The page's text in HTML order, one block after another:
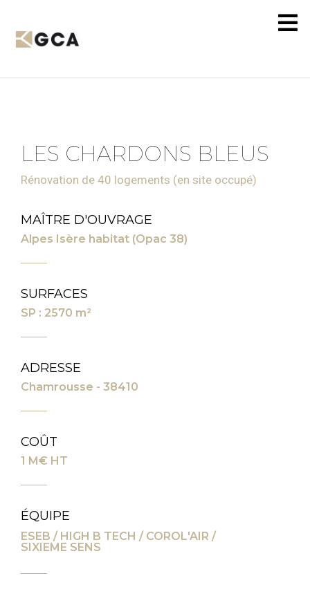
LES CHARDONS BLEUS
Rénovation de 40 logements (en site occupé)
MAÎTRE D'OUVRAGE
Alpes Isère habitat (Opac 38)
SURFACES
SP : 2570 m²
ADRESSE
Chamrousse - 38410
COÛT
1 M€ HT
ÉQUIPE
ESEB / HIGH B TECH / COROL'AIR /
SIXIEME SENS